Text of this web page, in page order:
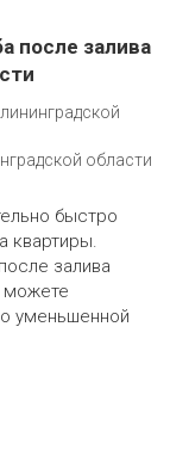
после залива
области
быстро
квартиры.
залива
можете
уменьшенной